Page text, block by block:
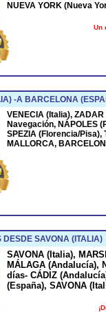
NUEVA YORK (Nueva
Un
-A BARCELONA
VENECIA (Italia),
Navegación, NÁPOLES
SPEZIA (Florencia/Pisa),
MALLORCA,
SAVONA (ITALIA)
SAVONA (Italia),
MÁLAGA (Andalucía),
días- CÁDIZ
(España), SAVONA